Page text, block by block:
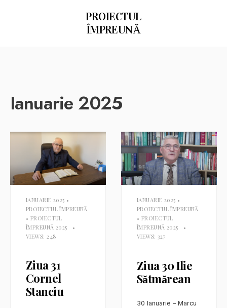
PROIECTUL
ÎMPREUNĂ
Ianuarie 2025
IANUARIE 2025 •
PROIECTUL ÎMPREUNĂ
• PROIECTUL
ÎMPREUNĂ 2025
•
VIEWS: 248
Ziua 31
Cornel
Stanciu
IANUARIE 2025 •
PROIECTUL ÎMPREUNĂ
• PROIECTUL
ÎMPREUNĂ 2025
•
VIEWS: 327
Ziua 30 Ilie
Sătmărean
30 Ianuarie – Marcu